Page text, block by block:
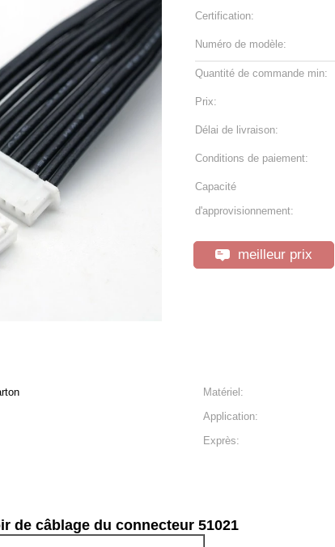
Certification:
Numéro de modèle:
Quantité de commande min:
Prix:
Délai de livraison:
Conditions de paiement:
Capacité
d'approvisionnement:
meilleur prix
Matériel:
Application:
Exprès:
de câblage du connecteur 51021